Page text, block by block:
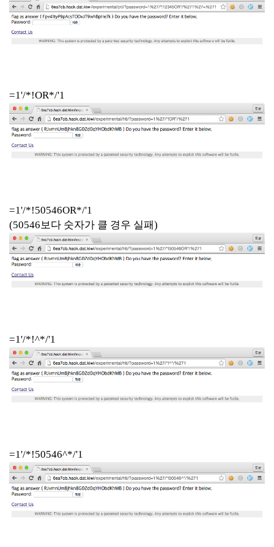
=1'/*!OR*/'1
=1'/*!50546OR*/'1
(50546보다 숫자가 클 경우 실패)
=1'/*!^*/'1
=1'/*!50546^*/'1